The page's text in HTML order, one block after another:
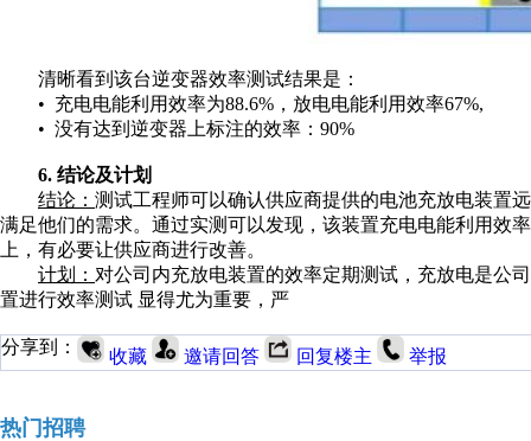
清晰看到该台逆变器效率测试结果是：
• 充电电能利用效率为88.6%，放电电能利用效率67%,
• 没有达到逆变器上标注的效率：90%
6. 结论及计划
结论： 测试工程师可以确认供应商提供的电池充放电装置
满足他们的需求。通过实测可以发现，该装置充电电能利用效
上，有必要让供应商进行改善。
计划： 对公司内充放电装置的效率定期测试，充放电是公
置进行效率测试 显得尤为重要，严
分享到： 收藏 邀请回答 回复楼主 举报
热门招聘